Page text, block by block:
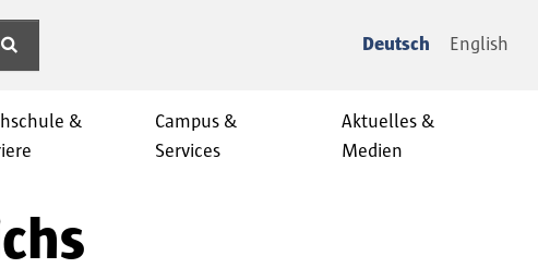
search Deutsch English
&
Campus &
Services
Aktuelles &
Medien